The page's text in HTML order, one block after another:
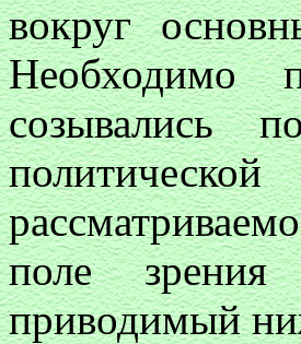
вокруг
Необходимо
созывались
поле
приводимый